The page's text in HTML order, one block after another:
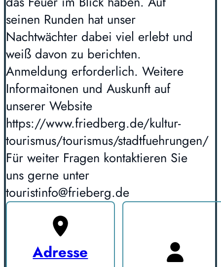
seinen Runden hat unser
Nachtwächter dabei viel erlebt und
weiß davon zu berichten.
Anmeldung erforderlich. Weitere
Informaitonen und Auskunft auf
unserer Website
https://www.friedberg.de/kultur-
tourismus/tourismus/stadtfuehrungen/
Für weiter Fragen kontaktieren Sie
uns gerne unter
touristinfo@frieberg.de
Adresse